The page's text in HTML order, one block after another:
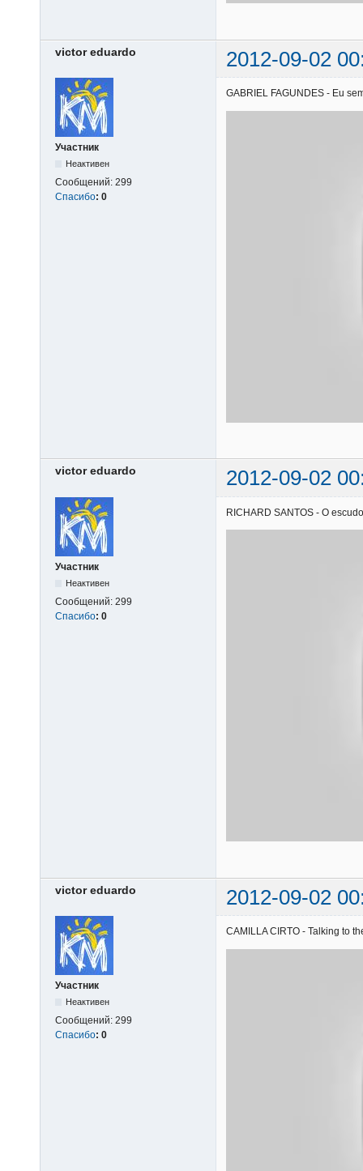
victor eduardo 2012-09-02
Участник
Неактивен
Сообщений: 299
Спасибо: 0
GABRIEL FAGUNDES - Eu
victor eduardo 2012-09-02
Участник
Неактивен
Сообщений: 299
Спасибо: 0
RICHARD SANTOS - O
victor eduardo 2012-09-02
Участник
Неактивен
Сообщений: 299
Спасибо: 0
CAMILLA CIRTO - Talking to